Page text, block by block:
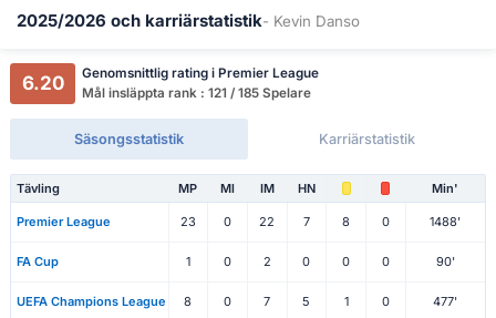
2025/2026 och karriärstatistik- Kevin Danso
6.20
Genomsnittlig rating i Premier League
Mål insläppta rank : 121 / 185 Spelare
Säsongsstatistik Karriärstatistik
Tävling MP Ml IM HN Min'
Premier League 23 0 22 7 8 0 1488'
FA Cup 1 0 2 0 0 0 90'
UEFA Champions League 8 0 7 5 1 0 477'